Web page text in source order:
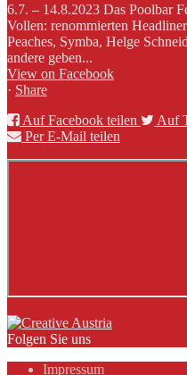
6.7. – 14.8.2023 Das Poolbar
Vollen: renommierten
Peaches, Symba, Helge
andere geben...
View on Facebook
· Share
Auf Facebook teilen
Auf
Per E-Mail teilen
Folgen Sie uns
Impressum